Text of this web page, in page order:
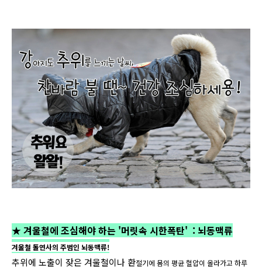
★ 겨울철에 조심해야 하는 '머릿속 시한폭탄' : 뇌동맥류
겨울철 돌연사의 주범인 뇌동맥류!
추위에 노출이 잦은 겨울철이나 환절기에 몸의 평균 혈압이 올라가고 하루